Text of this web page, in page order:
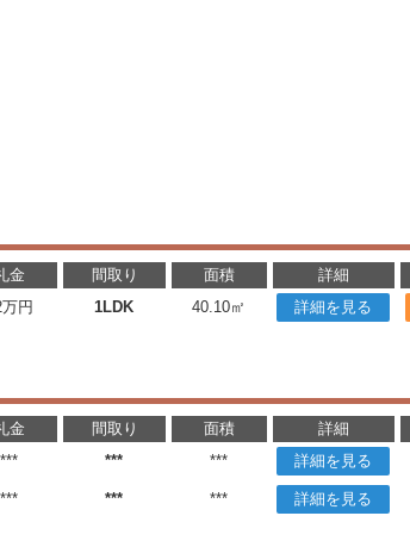
金 間取り 面積 詳細
円 1LDK 40.10㎡ 詳細を見る
金 間取り 面積 詳細
*** *** *** 詳細を見る
*** *** *** 詳細を見る